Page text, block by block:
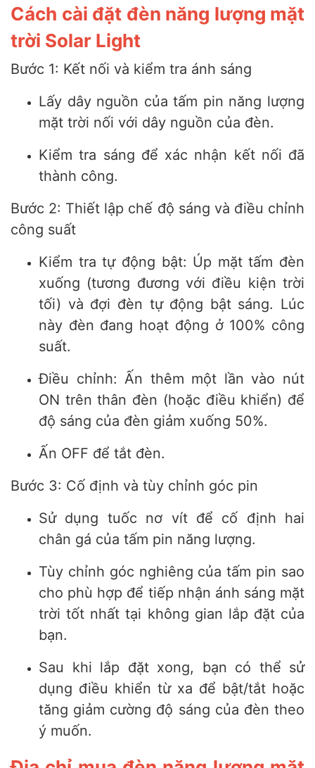
Cách cài đặt đèn năng lượng mặt
trời Solar Light
Bước 1: Kết nối và kiểm tra ánh sáng
Lấy dây nguồn của tấm pin năng lượng
mặt trời nối với dây nguồn của đèn.
Kiểm tra sáng để xác nhận kết nối đã
thành công.
Bước 2: Thiết lập chế độ sáng và điều chỉnh
công suất
Kiểm tra tự động bật: Úp mặt tấm đèn
xuống (tương đương với điều kiện trời
tối) và đợi đèn tự động bật sáng. Lúc
này đèn đang hoạt động ở 100% công
suất.
Điều chỉnh: Ấn thêm một lần vào nút
ON trên thân đèn (hoặc điều khiển) để
độ sáng của đèn giảm xuống 50%.
Ấn OFF để tắt đèn.
Bước 3: Cố định và tùy chỉnh góc pin
Sử dụng tuốc nơ vít để cố định hai
chân gá của tấm pin năng lượng.
Tùy chỉnh góc nghiêng của tấm pin sao
cho phù hợp để tiếp nhận ánh sáng mặt
trời tốt nhất tại không gian lắp đặt của
bạn.
Sau khi lắp đặt xong, bạn có thể sử
dụng điều khiển từ xa để bật/tắt hoặc
tăng giảm cường độ sáng của đèn theo
ý muốn.